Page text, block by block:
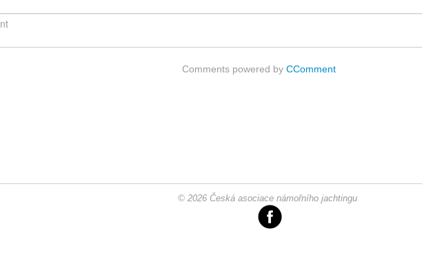
Comments powered by CComment
© 2026 Česká asociace námořního jachtingu